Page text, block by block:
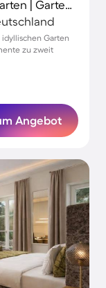
Aparthotel mit Grill, Sauna und Garten | Gartenblick
Garten
zu zweit
Angebot